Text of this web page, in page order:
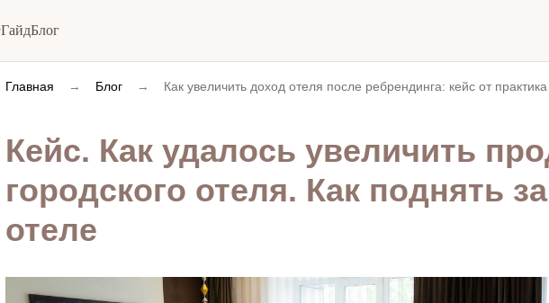
ГайдБлог
Главная → Блог → Как увеличить доход отеля после ребрендинга: кейс от практика
Кейс. Как удалось увеличить
городского отеля. Как поднять
отеле